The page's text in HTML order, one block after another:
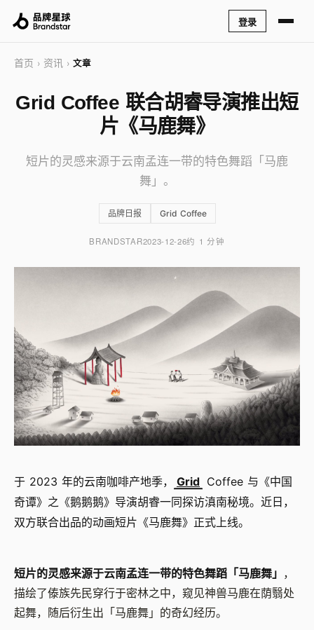
登录
首页 › 资讯 › 文章
Grid Coffee 联合胡睿导演推出短
片《马鹿舞》
短片的灵感来源于云南孟连一带的特色舞蹈「马鹿
舞」。
品牌日报 Grid Coffee
BRANDSTAR2023-12-26约 1 分钟
于 2023 年的云南咖啡产地季， Grid Coffee 与《中国
奇谭》之《鹅鹅鹅》导演胡睿一同探访滇南秘境。近日，
双方联合出品的动画短片《马鹿舞》正式上线。
短片的灵感来源于云南孟连一带的特色舞蹈「马鹿舞」 ，
描绘了傣族先民穿行于密林之中，窥见神兽马鹿在荫翳处
起舞，随后衍生出「马鹿舞」的奇幻经历。